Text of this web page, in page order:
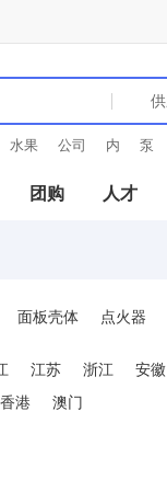
水果 公司 内 泵
团购 人才
面板壳体 点火器
江苏 浙江 安徽
香港 澳门